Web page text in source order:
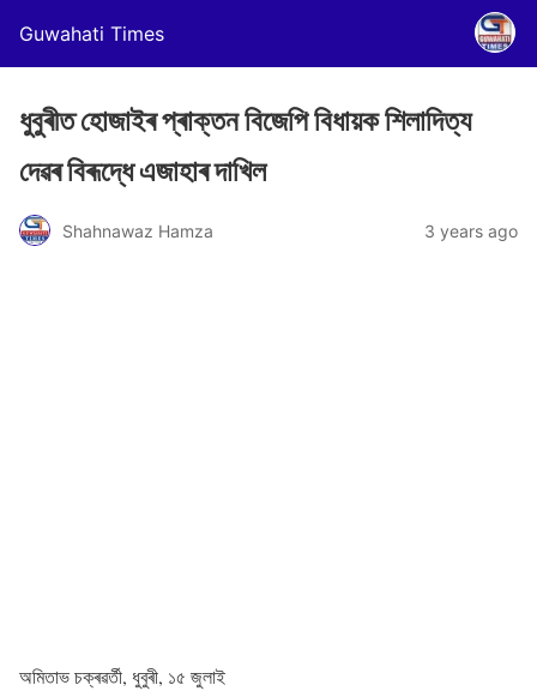
Guwahati Times
ধুবুৰীত হোজাইৰ প্ৰাক্তন বিজেপি বিধায়ক শিলাদিত্য
দেৱৰ বিৰূদ্ধে এজাহাৰ দাখিল
Shahnawaz Hamza 3 years ago
অমিতাভ চক্ৰৱৰ্তী, ধুবুৰী, ১৫ জুলাই